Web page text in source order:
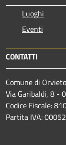
Luoghi
Eventi
CONTATTI
Comune di Orvieto
Via Garibaldi, 8 -
Codice Fiscale:
Partita IVA: